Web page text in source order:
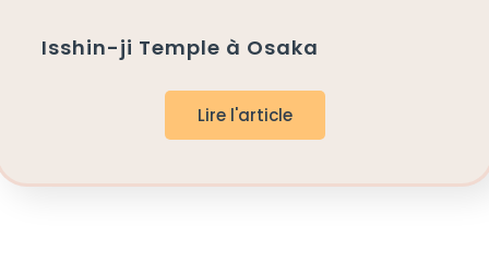
Isshin-ji Temple à Osaka
Lire l'article